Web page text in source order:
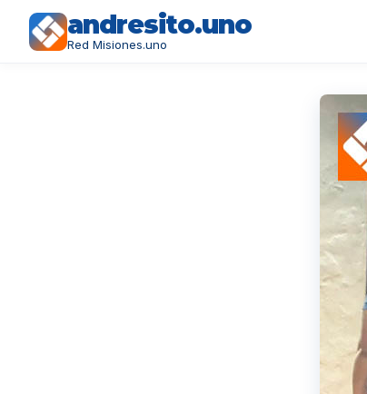
andresito.uno
Red Misiones.uno